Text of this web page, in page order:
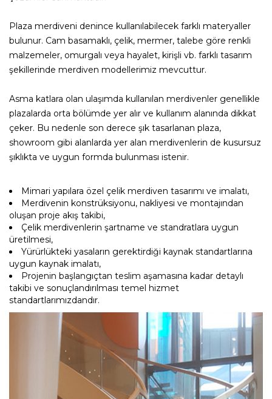
Plaza merdiveni denince kullanılabilecek farklı materyaller
bulunur. Cam basamaklı, çelik, mermer, talebe göre renkli
malzemeler, omurgalı veya hayalet, kirişli vb. farklı tasarım
şekillerinde merdiven modellerimiz mevcuttur.
Asma katlara olan ulaşımda kullanılan merdivenler genellikle
plazalarda orta bölümde yer alır ve kullanım alanında dikkat
çeker. Bu nedenle son derece şık tasarlanan plaza,
showroom gibi alanlarda yer alan merdivenlerin de kusursuz
şıklıkta ve uygun formda bulunması istenir.
Mimari yapılara özel çelik merdiven tasarımı ve imalatı,
Merdivenin konstrüksiyonu, nakliyesi ve montajından
oluşan proje akış takibi,
Çelik merdivenlerin şartname ve standratlara uygun
üretilmesi,
Yürürlükteki yasaların gerektirdiği kaynak standartlarına
uygun kaynak imalatı,
Projenin başlangıçtan teslim aşamasına kadar detaylı
takibi ve sonuçlandırılması temel hizmet
standartlarımızdandır.